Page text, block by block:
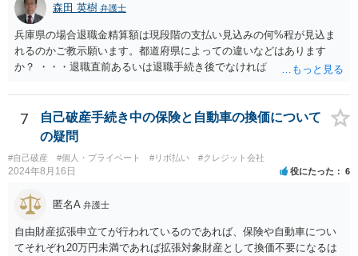
森田 英樹 弁護士
兵庫県の場合退職金精算額は現段階の支払い見込みの何%程が見込ま
れるのかご教示願います。都道府県によっての違いなどはあります
か？ ・・・退職直前あるいは退職手続き後でなければ １２・５％が
準でしょう。 また着手して頂いてから最短どのくらいで認可されるの
でしょうか？ ・・・受任通知を送付して 債権者からの債権調査票が
回答されるまで ２か月程度 その間に準備が進めば 直ちに申し立
てが可能で しっかりした申立てを行えば ほぼ補正がなく ２～３
週間で開始決定がでて それから ２か月程度で認可となる流れで
す。
7
自己破産手続き中の保険と自動車の換価について
の疑問
#自己破産 #個人・プライベート #リボ払い #クレジット会社
2024年8月16日 役にたった 6
匿名A 弁護士
自由財産拡張申立てが行われているのであれば、保険や自動車につい
てそれぞれ20万円未満であれば拡張対象財産として換価不要になるは